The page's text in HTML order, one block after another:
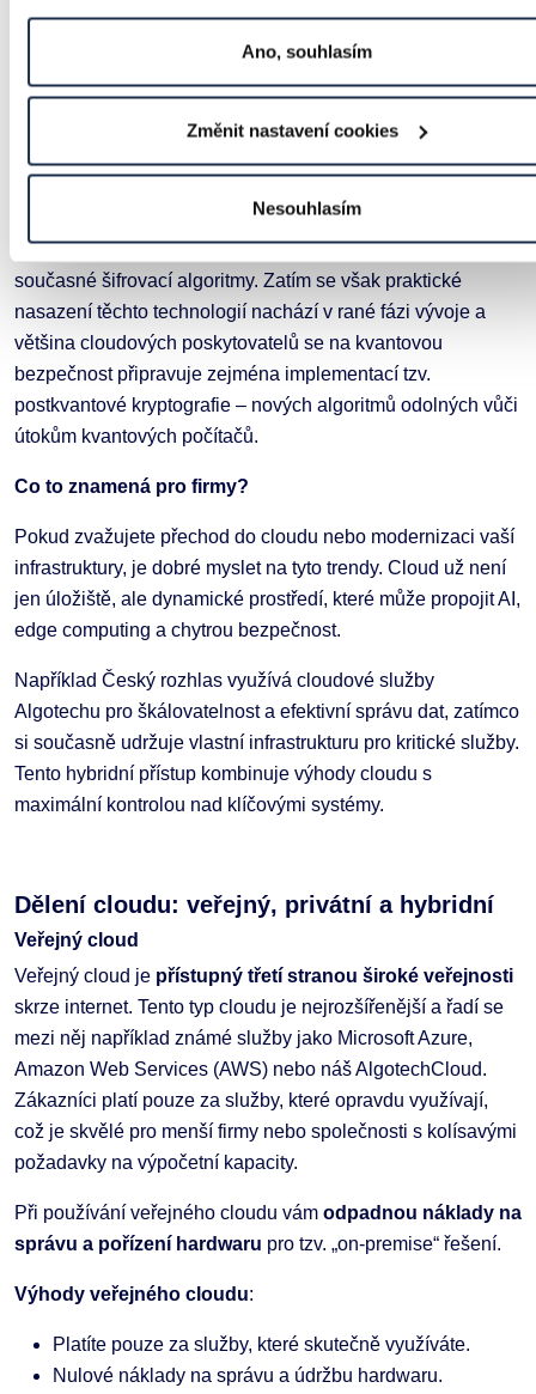
Ano, souhlasím
Změnit nastavení cookies
Nesouhlasím
znamená:
Šifrování dat nejen při přenosu, ale i při ukládání.
Omezení přístupových práv jen na nezbytně nutné
minimum.
Výzkum v oblasti kvantového šifrování postupuje rychle,
protože kvantové počítače by v budoucnu mohly prolomit
současné šifrovací algoritmy. Zatím se však praktické
nasazení těchto technologií nachází v rané fázi vývoje a
většina cloudových poskytovatelů se na kvantovou
bezpečnost připravuje zejména implementací tzv.
postkvantové kryptografie – nových algoritmů odolných vůči
útokům kvantových počítačů.
Co to znamená pro firmy?
Pokud zvažujete přechod do cloudu nebo modernizaci vaší
infrastruktury, je dobré myslet na tyto trendy. Cloud už není
jen úložiště, ale dynamické prostředí, které může propojit AI,
edge computing a chytrou bezpečnost.
Například Český rozhlas využívá cloudové služby
Algotechu pro škálovatelnost a efektivní správu dat, zatímco
si současně udržuje vlastní infrastrukturu pro kritické služby.
Tento hybridní přístup kombinuje výhody cloudu s
maximální kontrolou nad klíčovými systémy.
Dělení cloudu: veřejný, privátní a hybridní
Veřejný cloud
Veřejný cloud je přístupný třetí stranou široké veřejnosti
skrze internet. Tento typ cloudu je nejrozšířenější a řadí se
mezi něj například známé služby jako Microsoft Azure,
Amazon Web Services (AWS) nebo náš AlgotechCloud.
Zákazníci platí pouze za služby, které opravdu využívají,
což je skvělé pro menší firmy nebo společnosti s kolísavými
požadavky na výpočetní kapacity.
Při používání veřejného cloudu vám odpadnou náklady na
správu a pořízení hardwaru pro tzv. „on-premise“ řešení.
Výhody veřejného cloudu:
Platíte pouze za služby, které skutečně využíváte.
Nulové náklady na správu a údržbu hardwaru.